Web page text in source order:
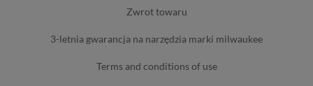
zwrot towaru
3-letnia gwarancja na narzędzia marki milwaukee
terms and conditions of use